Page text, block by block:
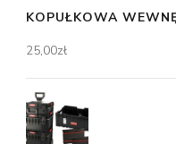
KOPUŁKOWA
25,00zł